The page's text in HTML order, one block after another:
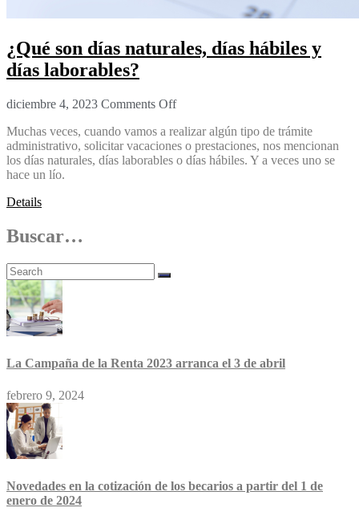
¿Qué son días naturales, días hábiles y
días laborables?
diciembre 4, 2023 Comments Off
Muchas veces, cuando vamos a realizar algún tipo de trámite
administrativo, solicitar vacaciones o prestaciones, nos mencionan
los días naturales, días laborables o días hábiles. Y a veces uno se
hace un lío.
Details
Buscar…
La Campaña de la Renta 2023 arranca el 3 de abril
febrero 9, 2024
Novedades en la cotización de los becarios a partir del 1 de
enero de 2024